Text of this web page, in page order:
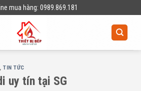
mua hàng: 0989.869.181
,TIN TỨC
uy tín tại SG